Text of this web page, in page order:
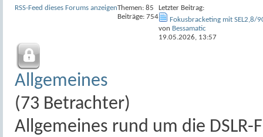
RSS-Feed dieses Forums anzeigenThemen: 85
Beiträge: 754
Letzter Beitrag:
Fokusbracketing mit SEL2,8/
von Bessamatic
19.05.2026, 13:57
Allgemeines
(73 Betrachter)
Allgemeines rund um die DSLR-